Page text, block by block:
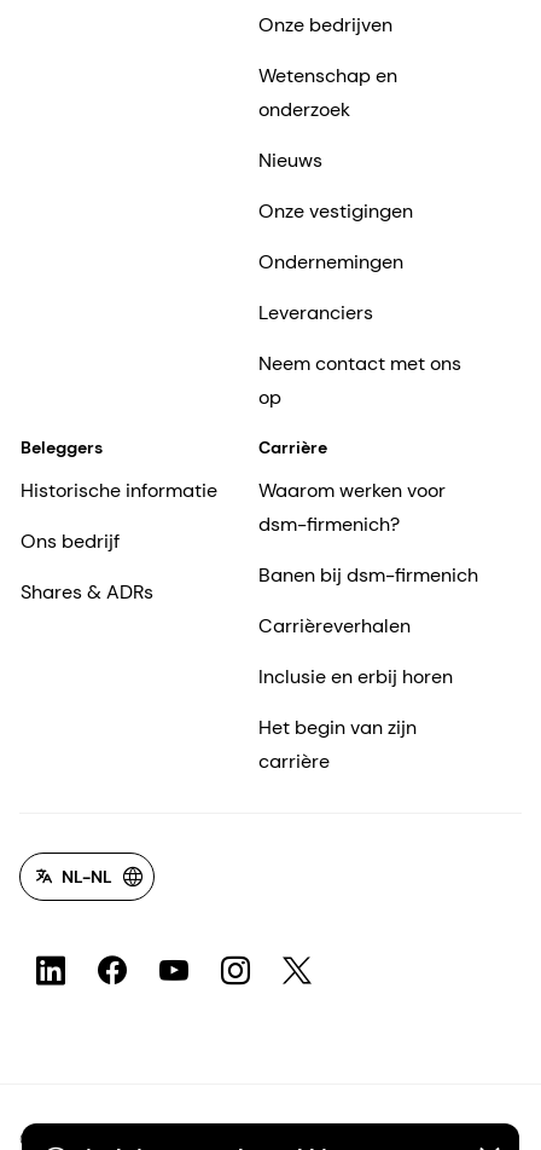
Onze bedrijven
Wetenschap en
onderzoek
Nieuws
Onze vestigingen
Ondernemingen
Leveranciers
Neem contact met ons
op
Beleggers
Historische informatie
Ons bedrijf
Shares & ADRs
Carrière
Waarom werken voor
dsm-firmenich?
Banen bij dsm-firmenich
Carrièreverhalen
Inclusie en erbij horen
Het begin van zijn
carrière
NL-NL
©2026 dsm-firmenich. Alle rechten voorbehouden.